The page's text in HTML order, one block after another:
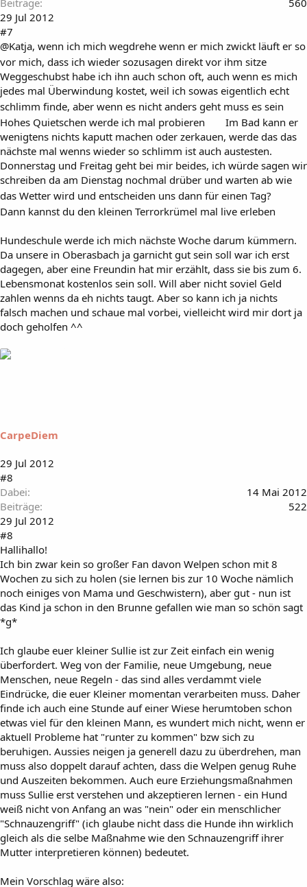
Beiträge
560
29 Jul 2012
#7
@Katja, wenn ich mich wegdrehe wenn er mich zwickt läuft er so
vor mich, dass ich wieder sozusagen direkt vor ihm sitze
Weggeschubst habe ich ihn auch schon oft, auch wenn es mich
jedes mal Überwindung kostet, weil ich sowas eigentlich echt
schlimm finde, aber wenn es nicht anders geht muss es sein
Hohes Quietschen werde ich mal probieren
Im Bad kann er
wenigtens nichts kaputt machen oder zerkauen, werde das das
nächste mal wenns wieder so schlimm ist auch austesten.
Donnerstag und Freitag geht bei mir beides, ich würde sagen wir
schreiben da am Dienstag nochmal drüber und warten ab wie
das Wetter wird und entscheiden uns dann für einen Tag?
Dann kannst du den kleinen Terrorkrümel mal live erleben
Hundeschule werde ich mich nächste Woche darum kümmern.
Da unsere in Oberasbach ja garnicht gut sein soll war ich erst
dagegen, aber eine Freundin hat mir erzählt, dass sie bis zum 6.
Lebensmonat kostenlos sein soll. Will aber nicht soviel Geld
zahlen wenns da eh nichts taugt. Aber so kann ich ja nichts
falsch machen und schaue mal vorbei, vielleicht wird mir dort ja
doch geholfen ^^
CarpeDiem
29 Jul 2012
#8
Dabei
14 Mai 2012
Beiträge
522
29 Jul 2012
#8
Hallihallo!
Ich bin zwar kein so großer Fan davon Welpen schon mit 8
Wochen zu sich zu holen (sie lernen bis zur 10 Woche nämlich
noch einiges von Mama und Geschwistern), aber gut - nun ist
das Kind ja schon in den Brunne gefallen wie man so schön sagt
*g*
Ich glaube euer kleiner Sullie ist zur Zeit einfach ein wenig
überfordert. Weg von der Familie, neue Umgebung, neue
Menschen, neue Regeln - das sind alles verdammt viele
Eindrücke, die euer Kleiner momentan verarbeiten muss. Daher
finde ich auch eine Stunde auf einer Wiese herumtoben schon
etwas viel für den kleinen Mann, es wundert mich nicht, wenn er
aktuell Probleme hat "runter zu kommen" bzw sich zu
beruhigen. Aussies neigen ja generell dazu zu überdrehen, man
muss also doppelt darauf achten, dass die Welpen genug Ruhe
und Auszeiten bekommen. Auch eure Erziehungsmaßnahmen
muss Sullie erst verstehen und akzeptieren lernen - ein Hund
weiß nicht von Anfang an was "nein" oder ein menschlicher
"Schnauzengriff" (ich glaube nicht dass die Hunde ihn wirklich
gleich als die selbe Maßnahme wie den Schnauzengriff ihrer
Mutter interpretieren können) bedeutet.
Mein Vorschlag wäre also: